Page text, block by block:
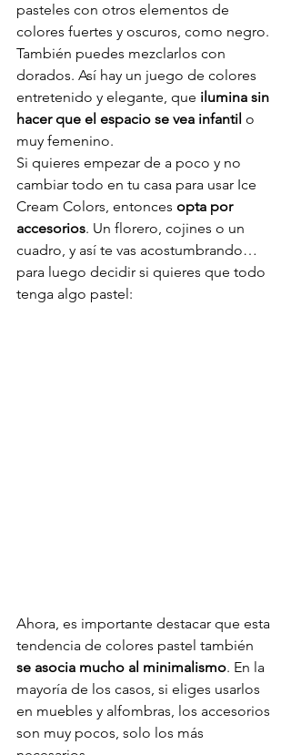
pasteles con otros elementos de
colores fuertes y oscuros, como negro.
También puedes mezclarlos con
dorados. Así hay un juego de colores
entretenido y elegante, que ilumina sin
hacer que el espacio se vea infantil o
muy femenino.
Si quieres empezar de a poco y no
cambiar todo en tu casa para usar Ice
Cream Colors, entonces opta por
accesorios. Un florero, cojines o un
cuadro, y así te vas acostumbrando…
para luego decidir si quieres que todo
tenga algo pastel:
Ahora, es importante destacar que esta
tendencia de colores pastel también
se asocia mucho al minimalismo. En la
mayoría de los casos, si eliges usarlos
en muebles y alfombras, los accesorios
son muy pocos, solo los más